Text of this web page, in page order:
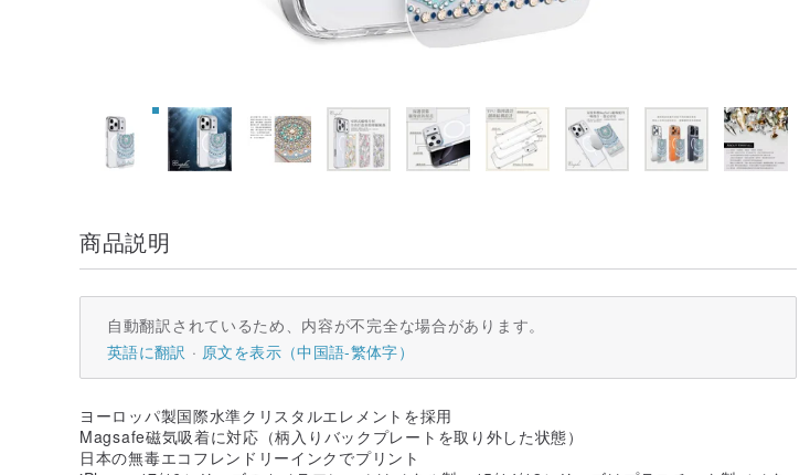
商品説明
自動翻訳されているため、内容が不完全な場合があります。
英語に翻訳
原文を表示（中国語-繁体字）
ヨーロッパ製国際水準クリスタルエレメントを採用
Magsafe磁気吸着に対応（柄入りバックプレートを取り外した状態）
日本の無毒エコフレンドリーインクでプリント